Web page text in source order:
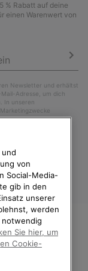
% Rabatt auf deine
einen Warenwert von
Newsletter und erhältst
Adresse, um dich
In unseren
IHR
von
Social-Media-
gib in den
unserer
werden
Sie hier, um
Cookie-